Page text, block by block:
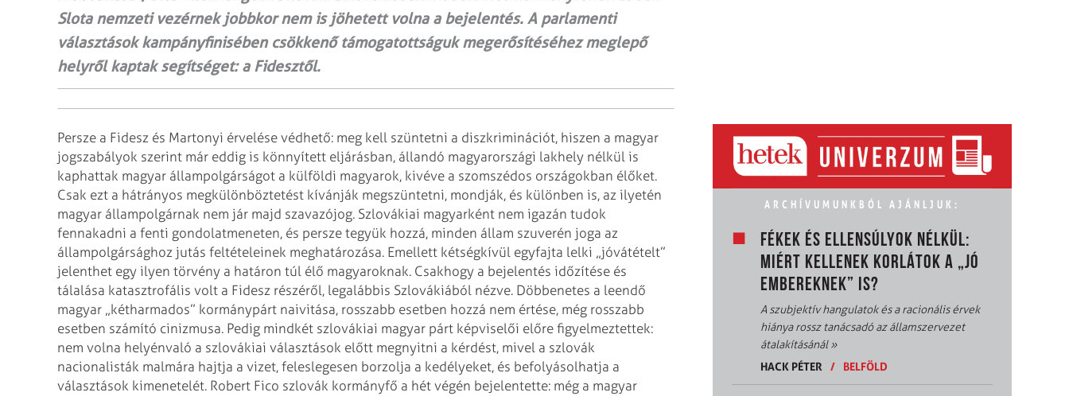
Slota nemzeti vezérnek jobbkor nem is jöhetett volna a bejelentés. A parla­menti
választások kampányfinisében csökkenő tá­mo­­gatott­ságuk megerősítéséhez meglepő
helyről kaptak segít­séget: a Fidesztől.
Persze a Fidesz és Martonyi érvelése védhető: meg kell szüntetni a diszk­riminációt, hiszen a magyar
jogszabályok szerint már eddig is könnyített eljárásban, állandó magyarországi lakhely nélkül is
kaphattak magyar állampolgárságot a külföldi magyarok, kivéve a szomszédos országokban élőket.
Csak ezt a hátrányos megkülönböztetést kívánják megszüntetni, mondják, és különben is, az ilyetén
magyar állampolgárnak nem jár majd szavazójog. Szlovákiai magyarként nem igazán tudok
fennakadni a fenti gondolatmeneten, és persze tegyük hozzá, minden állam szuverén joga az
állampolgársághoz jutás feltételeinek meghatározása. Emellett kétségkívül egyfajta lelki „jóvátételt”
jelenthet egy ilyen törvény a határon túl élő magyaroknak. Csakhogy a bejelentés időzítése és
tálalása katasztrofális volt a Fidesz részéről, legalábbis Szlovákiából nézve. Döbbenetes a leendő
magyar „kétharmados” kormánypárt naivitása, rosszabb esetben hozzá nem értése, még rosszabb
esetben számító cinizmusa. Pedig mindkét szlovákiai magyar párt képviselői előre figyelmeztettek:
nem volna helyénvaló a szlovákiai választások előtt megnyitni a kérdést, mivel a szlovák
nacionalisták malmára hajtja a vizet, feleslegesen borzolja a kedélyeket, és befolyásolhatja a
választások kimenetelét. Robert Fico szlovák kormányfő a hét végén bejelentette: még a magyar
ARCHÍVUMUNKBÓL AJÁNLJUK:
FÉKEK ÉS ELLENSÚLYOK NÉLKÜL:
MIÉRT KELLENEK KORLÁTOK A „JÓ
EMBEREKNEK” IS?
A szubjektív hangulatok és a racionális érvek
hiánya rossz tanácsadó az államszervezet
átalakításánál»
HACK PÉTER
/ BELFÖLD